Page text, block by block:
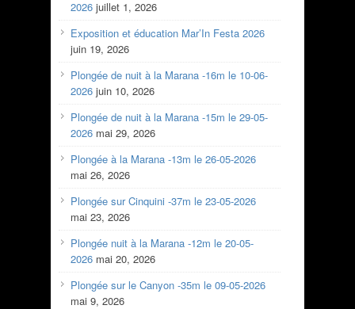
2026 juillet 1, 2026
Exposition et éducation Mar’In Festa 2026
juin 19, 2026
Plongée de nuit à la Marana -16m le 10-06-
2026 juin 10, 2026
Plongée de nuit à la Marana -15m le 29-05-
2026 mai 29, 2026
Plongée à la Marana -13m le 26-05-2026
mai 26, 2026
Plongée sur Cinquini -37m le 23-05-2026
mai 23, 2026
Plongée nuit à la Marana -12m le 20-05-
2026 mai 20, 2026
Plongée sur le Canyon -35m le 09-05-2026
mai 9, 2026